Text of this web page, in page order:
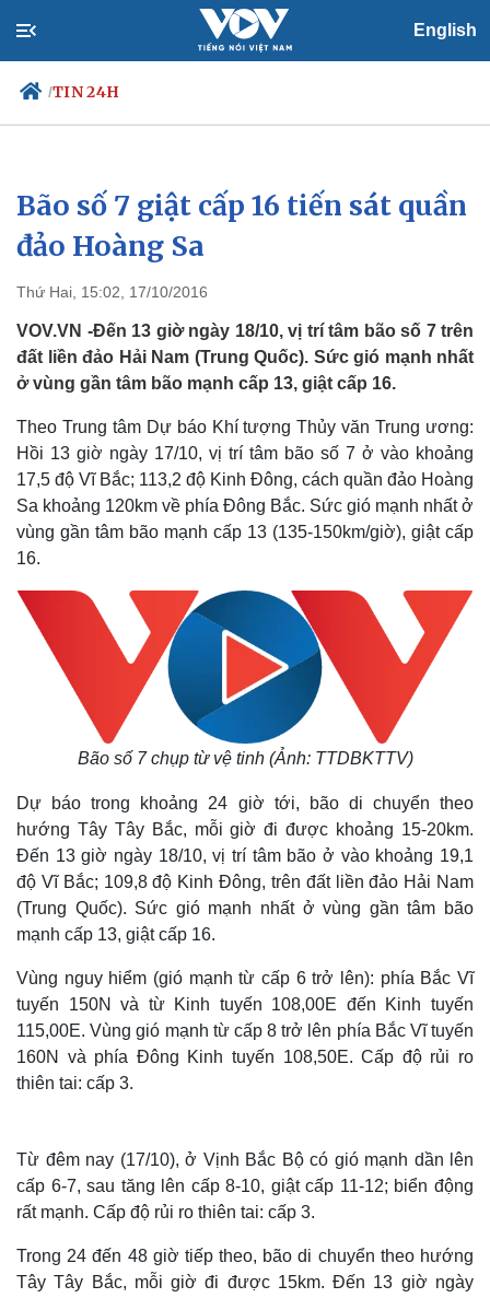
English
/TIN 24H
Chính trị
Đảng
Tổ chức nhân sự
Nhận diện sự thật
Xã hội
Việc làm
Biển đảo
Bão số 7 giật cấp 16 tiến sát quần
đảo Hoàng Sa
Thứ Hai, 15:02, 17/10/2016
VOV.VN -Đến 13 giờ ngày 18/10, vị trí tâm bão số 7 trên
đất liền đảo Hải Nam (Trung Quốc). Sức gió mạnh nhất
ở vùng gần tâm bão mạnh cấp 13, giật cấp 16.
Theo Trung tâm Dự báo Khí tượng Thủy văn Trung ương:
Hồi 13 giờ ngày 17/10, vị trí tâm bão số 7 ở vào khoảng
17,5 độ Vĩ Bắc; 113,2 độ Kinh Đông, cách quần đảo Hoàng
Sa khoảng 120km về phía Đông Bắc. Sức gió mạnh nhất ở
vùng gần tâm bão mạnh cấp 13 (135-150km/giờ), giật cấp
16.
Bão số 7 chụp từ vệ tinh (Ảnh: TTDBKTTV)
Dự báo trong khoảng 24 giờ tới, bão di chuyển theo
hướng Tây Tây Bắc, mỗi giờ đi được khoảng 15-20km.
Đến 13 giờ ngày 18/10, vị trí tâm bão ở vào khoảng 19,1
độ Vĩ Bắc; 109,8 độ Kinh Đông, trên đất liền đảo Hải Nam
(Trung Quốc). Sức gió mạnh nhất ở vùng gần tâm bão
mạnh cấp 13, giật cấp 16.
Vùng nguy hiểm (gió mạnh từ cấp 6 trở lên): phía Bắc Vĩ
tuyến 150N và từ Kinh tuyến 108,00E đến Kinh tuyến
115,00E. Vùng gió mạnh từ cấp 8 trở lên phía Bắc Vĩ tuyến
160N và phía Đông Kinh tuyến 108,50E. Cấp độ rủi ro
thiên tai: cấp 3.
Từ đêm nay (17/10), ở Vịnh Bắc Bộ có gió mạnh dần lên
cấp 6-7, sau tăng lên cấp 8-10, giật cấp 11-12; biển động
rất mạnh. Cấp độ rủi ro thiên tai: cấp 3.
Trong 24 đến 48 giờ tiếp theo, bão di chuyển theo hướng
Tây Tây Bắc, mỗi giờ đi được 15km. Đến 13 giờ ngày